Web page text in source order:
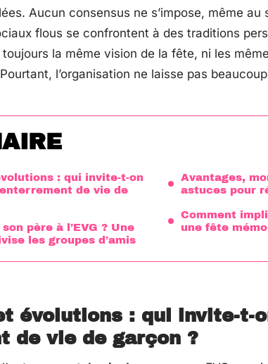
Aucun consensus ne s’impose, même au
flous se confrontent à des traditions
la même vision de la fête, ni les
l’organisation ne laisse pas
: qui invite-t-on
de vie de
père à l’EVG ? Une
les groupes d’amis
Avantages,
astuces pour
Comment
une fête
évolutions : qui invite-t-
de vie de garçon ?